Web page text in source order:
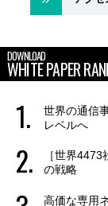
DOWNLOAD
WHITE PAPER
世界の通信
レベルへ
［世界
の戦略
高価な専用